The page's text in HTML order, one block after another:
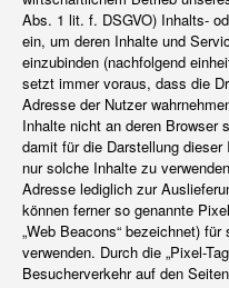
Abs. 1 lit. f. DSGVO) Inhalts-
ein, um deren Inhalte und
einzubinden (nachfolgend
setzt immer voraus, dass die
Adresse der Nutzer
Inhalte nicht an deren Browser
damit für die Darstellung
nur solche Inhalte zu
Adresse lediglich zur
können ferner so genannte
„Web Beacons“ bezeichnet)
verwenden. Durch die „Pixel-
Besucherverkehr auf den